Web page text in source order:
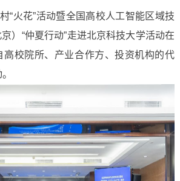
火花”活动暨全国高校人工智能区域技
）“仲夏行动”走进北京科技大学活动在
高校院所、产业合作方、投资机构的代